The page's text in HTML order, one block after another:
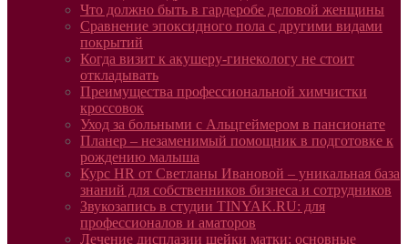
Что должно быть в гардеробе деловой женщины
Сравнение эпоксидного пола с другими видами
покрытий
Когда визит к акушеру-гинекологу не стоит
откладывать
Преимущества профессиональной химчистки
кроссовок
Уход за больными с Альцгеймером в пансионате
Планер – незаменимый помощник в подготовке к
рождению малыша
Курс HR от Светланы Ивановой – уникальная база
знаний для собственников бизнеса и сотрудников
Звукозапись в студии TINYAK.RU: для
профессионалов и аматоров
Лечение дисплазии шейки матки: основные